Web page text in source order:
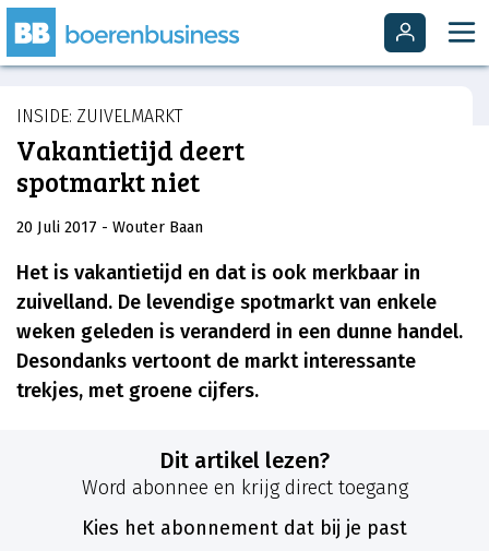
INSIDE: ZUIVELMARKT
Vakantietijd deert
spotmarkt niet
20 Juli 2017 - Wouter Baan
Het is vakantietijd en dat is ook merkbaar in
zuivelland. De levendige spotmarkt van enkele
weken geleden is veranderd in een dunne handel.
Desondanks vertoont de markt interessante
trekjes, met groene cijfers.
Dit artikel lezen?
Word abonnee en krijg direct toegang
Kies het abonnement dat bij je past